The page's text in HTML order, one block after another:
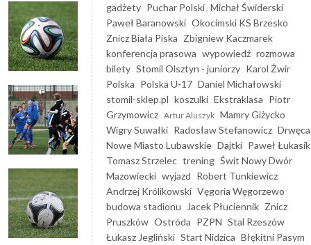
gadżety Puchar Polski Michał Świderski
Paweł Baranowski Okocimski KS Brzesko
Znicz Biała Piska Zbigniew Kaczmarek
konferencja prasowa wypowiedź rozmowa
bilety Stomil Olsztyn - juniorzy Karol Żwir
Polska Polska U-17 Daniel Michałowski
stomil-sklep.pl koszulki Ekstraklasa Piotr
Grzymowicz Artur Aluszyk Mamry Giżycko
Wigry Suwałki Radosław Stefanowicz Drwęca
Nowe Miasto Lubawskie Dajtki Paweł Łukasik
Tomasz Strzelec trening Świt Nowy Dwór
Mazowiecki wyjazd Robert Tunkiewicz
Andrzej Królikowski Vęgoria Węgorzewo
budowa stadionu
Jacek Płuciennik Znicz
Pruszków Ostróda PZPN Stal Rzeszów
Łukasz Jegliński Start Nidzica Błękitni Pasym